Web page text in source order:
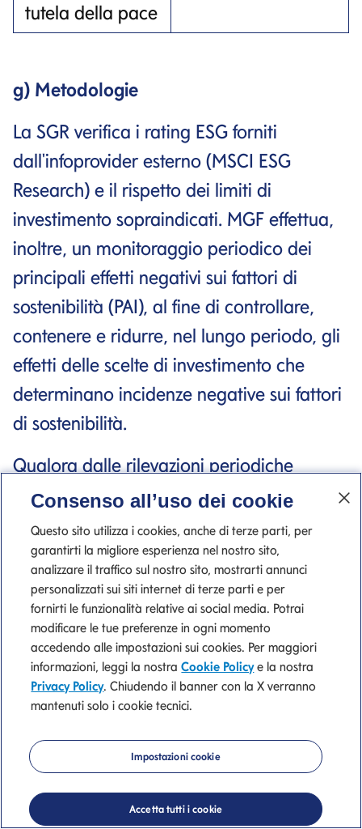
tutela della pace
g) Metodologie
La SGR verifica i rating ESG forniti
dall'infoprovider esterno (MSCI ESG
Research) e il rispetto dei limiti di
investimento sopraindicati. MGF effettua,
inoltre, un monitoraggio periodico dei
principali effetti negativi sui fattori di
sostenibilità (PAI), al fine di controllare,
contenere e ridurre, nel lungo periodo, gli
effetti delle scelte di investimento che
determinano incidenze negative sui fattori
di sostenibilità.
Qualora dalle rilevazioni periodiche
emergano delle criticità come il
deterioramento di alcune delle suddette
metriche, la SGR effettua gli opportuni
approfondimenti al fine di individuare le
ragioni di tale trend negativo e, nel caso,
attivarsi con le società emittenti
principalmente coinvolte mediante
eventuali incontri mirati e/o esercizio del
h) Fonti e trattamento dei dati
Consenso all’uso dei cookie
Questo sito utilizza i cookies, anche di terze parti, per
garantirti la migliore esperienza nel nostro sito,
analizzare il traffico sul nostro sito, mostrarti annunci
personalizzati sui siti internet di terze parti e per
fornirti le funzionalità relative ai social media. Potrai
modificare le tue preferenze in ogni momento
accedendo alle impostazioni sui cookies. Per maggiori
informazioni, leggi la nostraCookie Policye la nostra
Privacy Policy. Chiudendo il banner con la X verranno
mantenuti solo i cookie tecnici.
Impostazioni cookie
Accetta tutti i cookie